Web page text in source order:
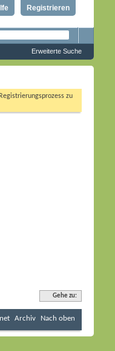
Registrieren
Erweiterte Suche
zu
Gehe zu:
Archiv Nach oben